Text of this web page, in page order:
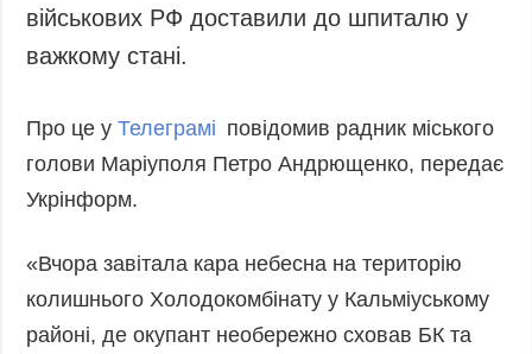
Суcпільcтво
Культура
Спорт
протидія
конфіденційності
та захисту
персональних
РЕДАКЦІЙНИЙ
КОДЕКС
Розсилки
військових РФ доставили до шпиталю у
важкому стані.
Про це у Телеграмі повідомив радник міського
голови Маріуполя Петро Андрющенко, передає
Укрінформ.
«Вчора завітала кара небесна на територію
колишнього Холодокомбінату у Кальміуському
районі, де окупант необережно сховав БК та